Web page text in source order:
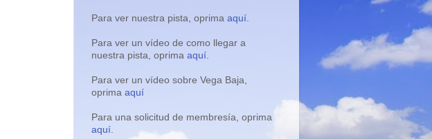
Para ver nuestra pista, oprima aquí
Para ver un vídeo de como llegar a
nuestra pista, oprima aquí
Para ver un vídeo sobre Vega Baja,
oprima aquí
Para una solicitud de membresía, oprima
aquí